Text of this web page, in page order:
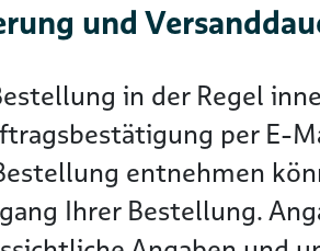
und
in der Regel
per E-
entnehmen
Ihrer Bestellung.